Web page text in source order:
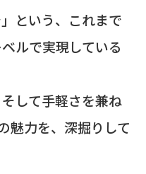
という、これまで
ルで実現している
して手軽さを兼ね
魅力を、深掘りして